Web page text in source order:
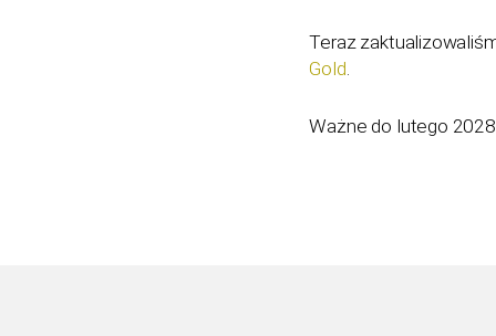
Teraz
Gold.
Ważne do lutego